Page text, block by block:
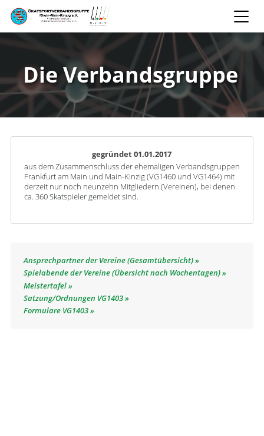
Die Verbandsgruppe
gegründet 01.01.2017
aus dem Zusammenschluss der ehemaligen Verbandsgruppen
Frankfurt am Main und Main-Kinzig (VG1460 und VG1464) mit
derzeit nur noch neunzehn Mitgliedern (Vereinen), bei denen
ca. 360 Skatspieler gemeldet sind.
Ansprechpartner der Vereine (Gesamtübersicht)
Spielabende der Vereine (Übersicht nach Wochentagen)
Meistertafel
Satzung/Ordnungen VG1403
Formulare VG1403